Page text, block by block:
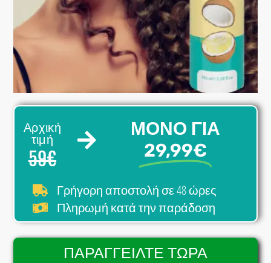
Αρχική
τιμή
59€
ΜΟΝΟ ΓΙΑ
29,99€
Γρήγορη αποστολή σε 48 ώρες
Πληρωμή κατά την παράδοση
ΠΑΡΑΓΓΕΙΛΤΕ ΤΩΡΑ